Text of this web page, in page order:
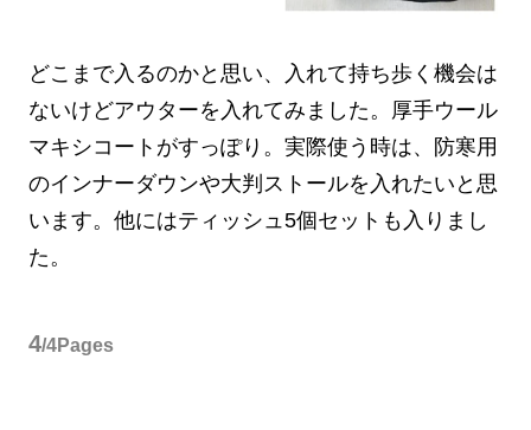
どこまで入るのかと思い、入れて持ち歩く機会は
ないけどアウターを入れてみました。厚手ウール
マキシコートがすっぽり。実際使う時は、防寒用
のインナーダウンや大判ストールを入れたいと思
います。他にはティッシュ5個セットも入りまし
た。
4/4Pages